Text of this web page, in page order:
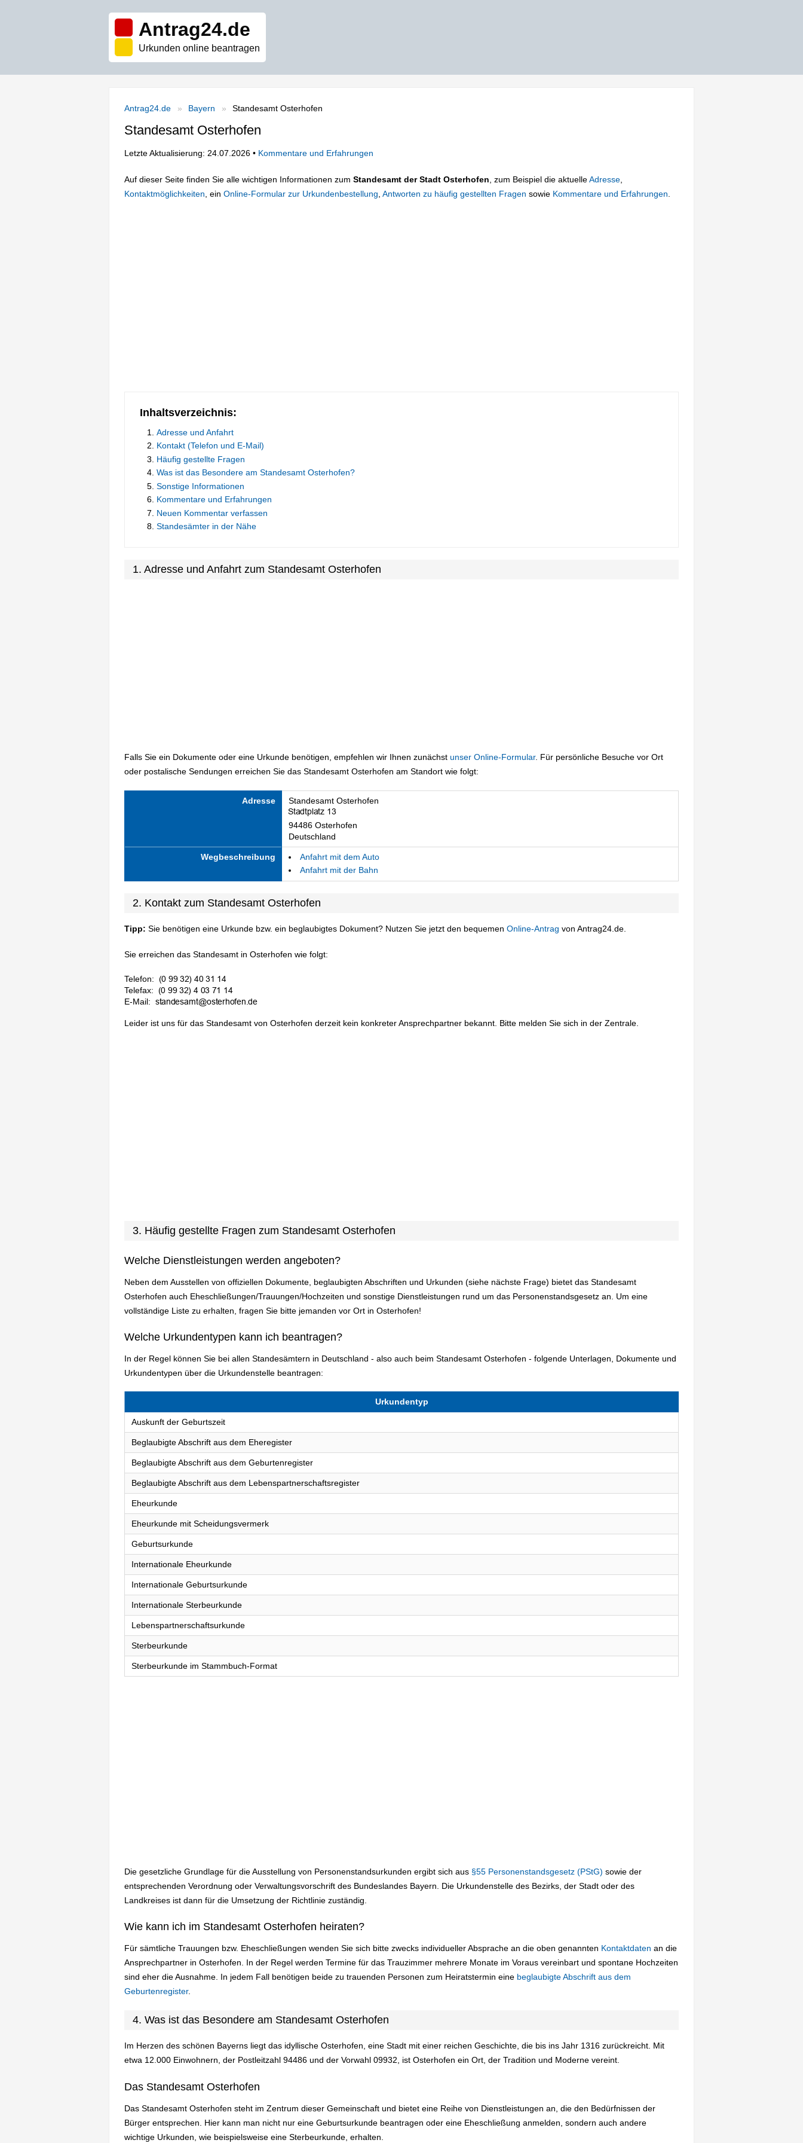
Antrag24.de
Urkunden online beantragen
Antrag24.de Bayern Standesamt Osterhofen
Standesamt Osterhofen
Letzte Aktualisierung: 24.07.2026 • Kommentare und Erfahrungen
Auf dieser Seite finden Sie alle wichtigen Informationen zum Standesamt der Stadt Osterhofen , zum Beispiel die aktuelleAdresse
Kontaktmöglichkeiten , ein Online-Formular zur Urkundenbestellung Antworten zu häufig gestellten Fragen sowie Kommentare und Erfahrungen
Inhaltsverzeichnis:
Adresse und Anfahrt
Kontakt (Telefon und E-Mail)
Häufig gestellte Fragen
Was ist das Besondere am Standesamt Osterhofen?
Sonstige Informationen
Kommentare und Erfahrungen
Neuen Kommentar verfassen
Standesämter in der Nähe
1. Adresse und Anfahrt zum Standesamt Osterhofen
Falls Sie ein Dokumente oder eine Urkunde benötigen, empfehlen wir Ihnen zunächst unser Online-Formular. Für persönliche Besuche vor Ort
oder postalische Sendungen erreichen Sie das Standesamt Osterhofen am Standort wie folgt:
Adresse Standesamt Osterhofen
94486 Osterhofen
Deutschland
Wegbeschreibung
Anfahrt mit dem Auto
Anfahrt mit der Bahn
2. Kontakt zum Standesamt Osterhofen
Tipp: Sie benötigen eine Urkunde bzw. ein beglaubigtes Dokument? Nutzen Sie jetzt den bequemen Online-Antrag von Antrag24.de.
Sie erreichen das Standesamt in Osterhofen wie folgt:
Telefon:
Telefax:
E-Mail:
Leider ist uns für das Standesamt von Osterhofen derzeit kein konkreter Ansprechpartner bekannt. Bitte melden Sie sich in der Zentrale.
3. Häufig gestellte Fragen zum Standesamt Osterhofen
Welche Dienstleistungen werden angeboten?
Neben dem Ausstellen von offiziellen Dokumente, beglaubigten Abschriften und Urkunden (siehe nächste Frage) bietet das Standesamt
Osterhofen auch Eheschließungen/Trauungen/Hochzeiten und sonstige Dienstleistungen rund um das Personenstandsgesetz an. Um eine
vollständige Liste zu erhalten, fragen Sie bitte jemanden vor Ort in Osterhofen!
Welche Urkundentypen kann ich beantragen?
In der Regel können Sie bei allen Standesämtern in Deutschland - also auch beim Standesamt Osterhofen - folgende Unterlagen, Dokumente und
Urkundentypen über die Urkundenstelle beantragen:
Urkundentyp
Auskunft der Geburtszeit
Beglaubigte Abschrift aus dem Eheregister
Beglaubigte Abschrift aus dem Geburtenregister
Beglaubigte Abschrift aus dem Lebenspartnerschaftsregister
Eheurkunde
Eheurkunde mit Scheidungsvermerk
Geburtsurkunde
Internationale Eheurkunde
Internationale Geburtsurkunde
Internationale Sterbeurkunde
Lebenspartnerschaftsurkunde
Sterbeurkunde
Sterbeurkunde im Stammbuch-Format
Die gesetzliche Grundlage für die Ausstellung von Personenstandsurkunden ergibt sich aus §55 Personenstandsgesetz (PStG) sowie der
entsprechenden Verordnung oder Verwaltungsvorschrift des Bundeslandes Bayern. Die Urkundenstelle des Bezirks, der Stadt oder des
Landkreises ist dann für die Umsetzung der Richtlinie zuständig.
Wie kann ich im Standesamt Osterhofen heiraten?
Für sämtliche Trauungen bzw. Eheschließungen wenden Sie sich bitte zwecks individueller Absprache an die oben genannten Kontaktdaten an die
Ansprechpartner in Osterhofen. In der Regel werden Termine für das Trauzimmer mehrere Monate im Voraus vereinbart und spontane Hochzeiten
sind eher die Ausnahme. In jedem Fall benötigen beide zu trauenden Personen zum Heiratstermin eine beglaubigte Abschrift aus dem
Geburtenregister.
4. Was ist das Besondere am Standesamt Osterhofen
Im Herzen des schönen Bayerns liegt das idyllische Osterhofen, eine Stadt mit einer reichen Geschichte, die bis ins Jahr 1316 zurückreicht. Mit
etwa 12.000 Einwohnern, der Postleitzahl 94486 und der Vorwahl 09932, ist Osterhofen ein Ort, der Tradition und Moderne vereint.
Das Standesamt Osterhofen
Das Standesamt Osterhofen steht im Zentrum dieser Gemeinschaft und bietet eine Reihe von Dienstleistungen an, die den Bedürfnissen der
Bürger entsprechen. Hier kann man nicht nur eine Geburtsurkunde beantragen oder eine Eheschließung anmelden, sondern auch andere
wichtige Urkunden, wie beispielsweise eine Sterbeurkunde, erhalten.